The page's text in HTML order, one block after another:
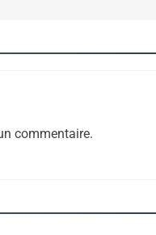
commentaire.